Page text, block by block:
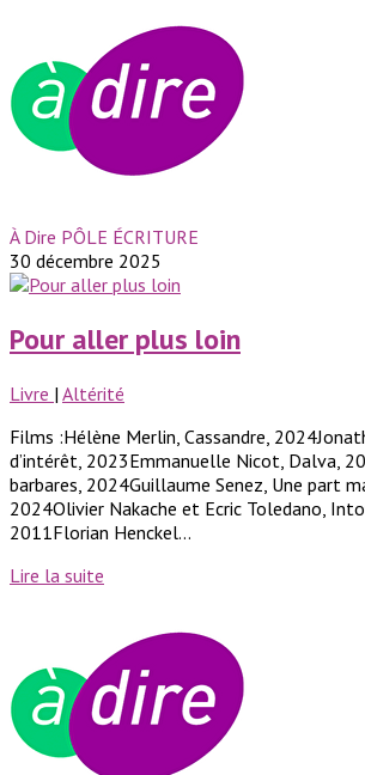
À Dire PÔLE ÉCRITURE
30 décembre 2025
Pour aller plus loin
Livre | Altérité
Films :Hélène Merlin, Cassandre,
d’intérêt, 2023Emmanuelle Nicot, Dalva,
barbares, 2024Guillaume Senez, Une part
2024Olivier Nakache et Ecric Toledano,
2011Florian Henckel...
Lire la suite